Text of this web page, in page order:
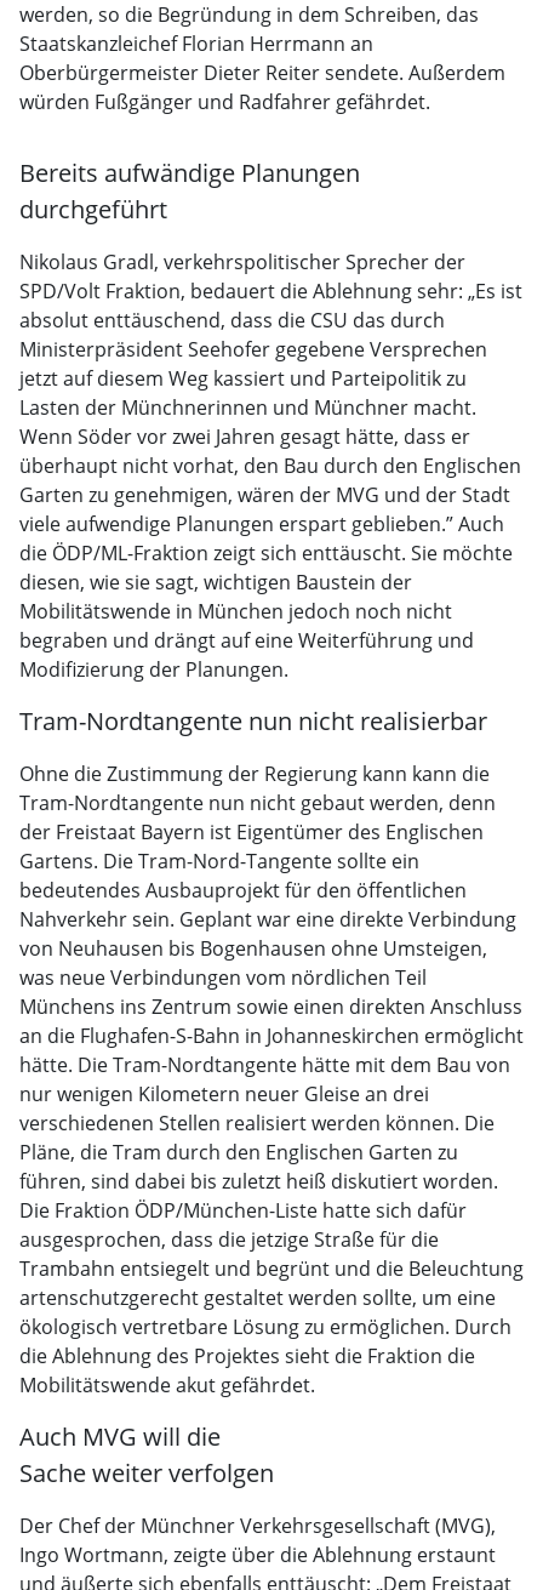
werden, so die Begründung in dem Schreiben, das
Staatskanzleichef Florian Herrmann an
Oberbürgermeister Dieter Reiter sendete. Außerdem
würden Fußgänger und Radfahrer gefährdet.
Bereits aufwändige Planungen
durchgeführt
Nikolaus Gradl, verkehrspolitischer Sprecher der
SPD/Volt Fraktion, bedauert die Ablehnung sehr: „Es ist
absolut enttäuschend, dass die CSU das durch
Ministerpräsident Seehofer gegebene Versprechen
jetzt auf diesem Weg kassiert und Parteipolitik zu
Lasten der Münchnerinnen und Münchner macht.
Wenn Söder vor zwei Jahren gesagt hätte, dass er
überhaupt nicht vorhat, den Bau durch den Englischen
Garten zu genehmigen, wären der MVG und der Stadt
viele aufwendige Planungen erspart geblieben.” Auch
die ÖDP/ML-Fraktion zeigt sich enttäuscht. Sie möchte
diesen, wie sie sagt, wichtigen Baustein der
Mobilitätswende in München jedoch noch nicht
begraben und drängt auf eine Weiterführung und
Modifizierung der Planungen.
Tram-Nordtangente nun nicht realisierbar
Ohne die Zustimmung der Regierung kann kann die
Tram-Nordtangente nun nicht gebaut werden, denn
der Freistaat Bayern ist Eigentümer des Englischen
Gartens. Die Tram-Nord-Tangente sollte ein
bedeutendes Ausbauprojekt für den öffentlichen
Nahverkehr sein. Geplant war eine direkte Verbindung
von Neuhausen bis Bogenhausen ohne Umsteigen,
was neue Verbindungen vom nördlichen Teil
Münchens ins Zentrum sowie einen direkten Anschluss
an die Flughafen-S-Bahn in Johanneskirchen ermöglicht
hätte. Die Tram-Nordtangente hätte mit dem Bau von
nur wenigen Kilometern neuer Gleise an drei
verschiedenen Stellen realisiert werden können. Die
Pläne, die Tram durch den Englischen Garten zu
führen, sind dabei bis zuletzt heiß diskutiert worden.
Die Fraktion ÖDP/München-Liste hatte sich dafür
ausgesprochen, dass die jetzige Straße für die
Trambahn entsiegelt und begrünt und die Beleuchtung
artenschutzgerecht gestaltet werden sollte, um eine
ökologisch vertretbare Lösung zu ermöglichen. Durch
die Ablehnung des Projektes sieht die Fraktion die
Mobilitätswende akut gefährdet.
Auch MVG will die
Sache weiter verfolgen
Der Chef der Münchner Verkehrsgesellschaft (MVG),
Ingo Wortmann, zeigte über die Ablehnung erstaunt
und äußerte sich ebenfalls enttäuscht: „Dem Freistaat